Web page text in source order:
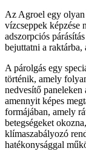
Az Agroel egy olyan
vízcseppek képzése
adszorpciós
bejuttatni a raktárba,
A párolgás egy
történik, amely
nedvesítő
amennyit képes
formájában, amely
betegségeket
klímaszabályozó
hatékonysággal